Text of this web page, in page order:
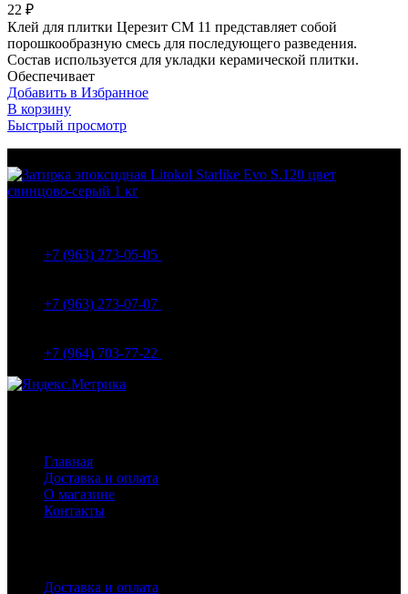
22 ₽
Клей для плитки Церезит СМ 11 представляет собой
порошкообразную смесь для последующего разведения.
Состав используется для укладки керамической плитки.
Обеспечивает
Добавить в Избранное
В корзину
Быстрый просмотр
+7 (963) 273-05-05
+7 (963) 273-07-07
+7 (964) 703-77-22
Главная
Доставка и оплата
О магазине
Контакты
Доставка и оплата